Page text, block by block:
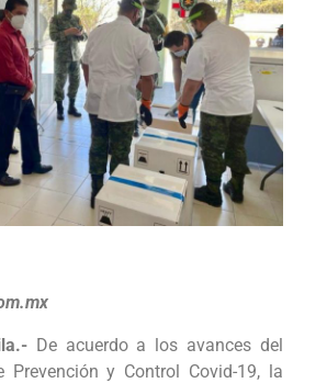
De acuerdo a los avances del
Prevención y Control Covid-19, la